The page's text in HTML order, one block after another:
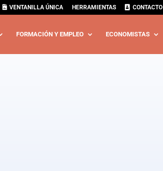
VENTANILLA ÚNICA HERRAMIENTAS CONTACTO
FORMACIÓN Y EMPLEO ECONOMISTAS